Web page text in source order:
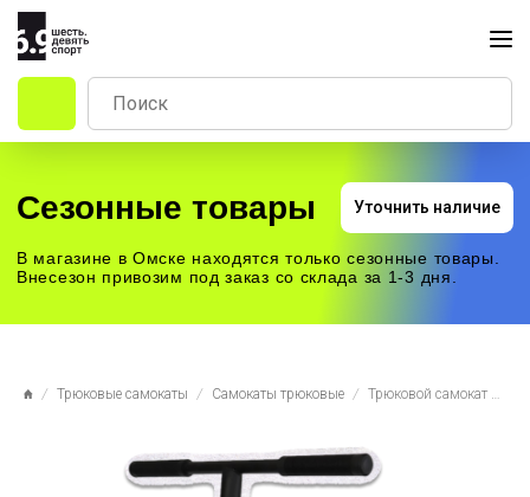
Сезонные товары
В магазине в Омске находятся только сезонные товары.
Внесезон привозим под заказ со склада за 1-3 дня.
Трюковые самокаты Самокаты трюковые